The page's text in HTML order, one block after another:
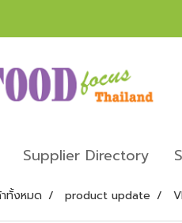
Supplier Directory
ทั้งหมด product update